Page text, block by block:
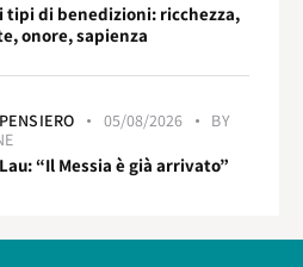
tipi di benedizioni: ricchezza,
onore, sapienza
PENSIERO 05/08/2026
BY
“Il Messia è già arrivato”